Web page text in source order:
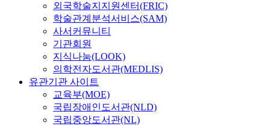
외국학술지지원센터(FRIC)
학술관계분석서비스(SAM)
사서커뮤니티
기관회원
지식나눔(LOOK)
의학전자도서관(MEDLIS)
유관기관 사이트
교육부(MOE)
국립장애인도서관(NLD)
국립중앙도서관(NL)